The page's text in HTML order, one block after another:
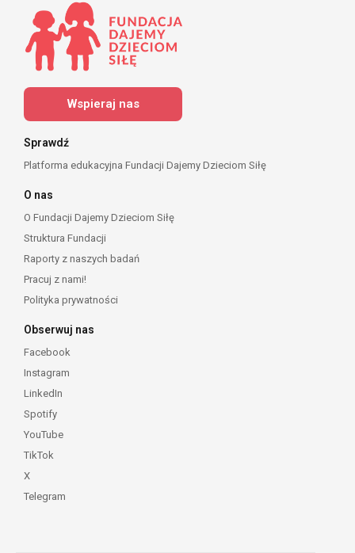
Wspieraj nas
Sprawdź
Platforma edukacyjna Fundacji Dajemy Dzieciom Siłę
O nas
O Fundacji Dajemy Dzieciom Siłę
Struktura Fundacji
Raporty z naszych badań
Pracuj z nami!
Polityka prywatności
Obserwuj nas
Facebook
Instagram
LinkedIn
Spotify
YouTube
TikTok
X
Telegram